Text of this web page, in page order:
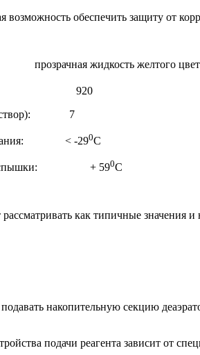
обеспечить защиту от
жидкость желтого цвета
: 920
раствор): 7
< -290С
вспышки: + 590С
как типичные значения
накопительную секцию
подачи реагента зависит от